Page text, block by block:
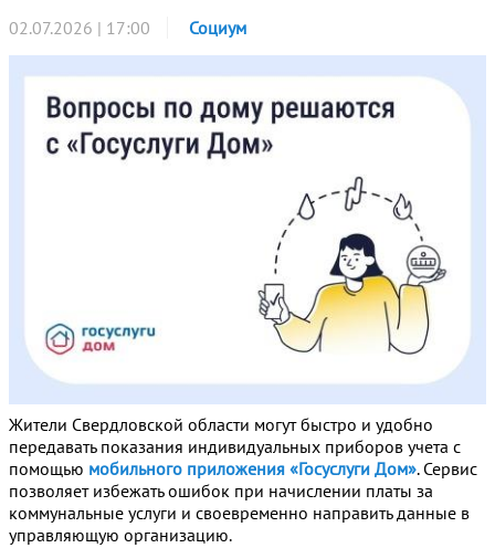
02.07.2026 | 17:00 Социум
Жители Свердловской области могут быстро и удобно
передавать показания индивидуальных приборов учета с
помощью мобильного приложения «Госуслуги Дом». Сервис
позволяет избежать ошибок при начислении платы за
коммунальные услуги и своевременно направить данные в
управляющую организацию.